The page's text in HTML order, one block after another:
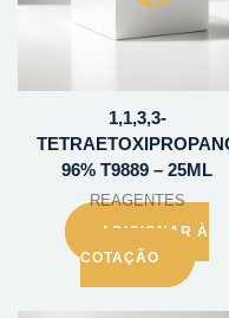
1,1,3,3-
96% T9889 – 25ML
REAGENTES
ADICIONAR À
COTAÇÃO